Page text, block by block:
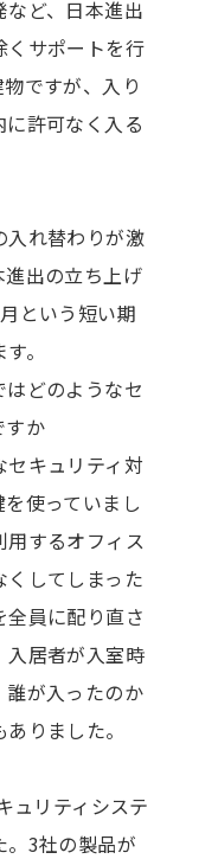
ど、日本進出
くサポートを行
ですが、入り
許可なく入る
入れ替わりが激
進出の立ち上げ
という短い期
。
どのようなセ
すか
キュリティ対
使っていまし
するオフィス
してしまった
員に配り直さ
入居者が入室時
誰が入ったのか
りました。
ュリティシステ
。3社の製品が